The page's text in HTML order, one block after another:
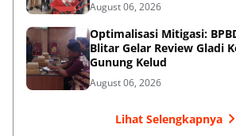
August 06, 2026
Optimalisasi Mitigasi:
Blitar Gelar Review Gladi
Gunung Kelud
August 06, 2026
Lihat Selengkapnya